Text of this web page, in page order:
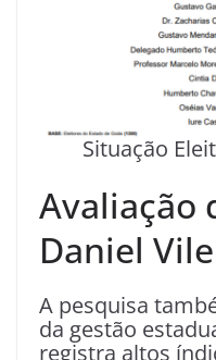
Situação
Avaliação
Daniel
A pesquisa
da gestão
registra altos